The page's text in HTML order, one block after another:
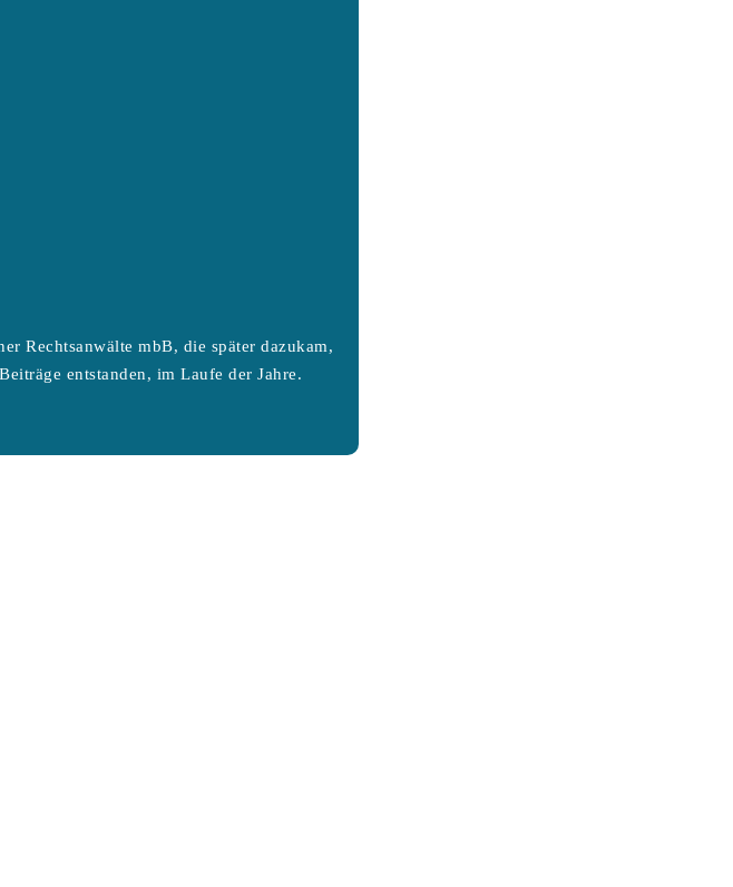
Rechtsanwälte mbB, die später dazukam,
entstanden, im Laufe der Jahre.